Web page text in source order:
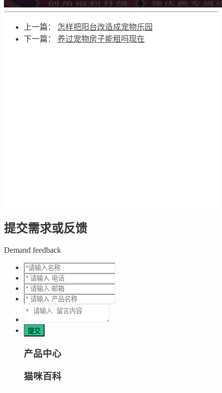
上一篇： 怎样把阳台改造成宠物乐园
下一篇： 养过宠物房子能租吗现在
提交需求或反馈
Demand feedback
产品中心
猫咪百科